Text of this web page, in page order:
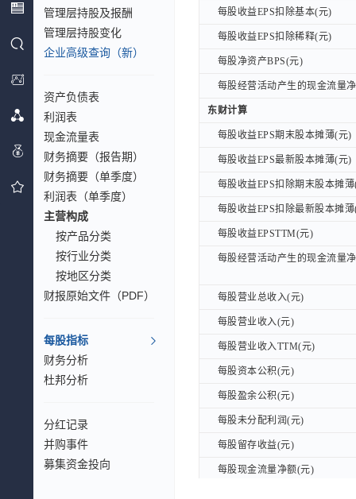
管理层持股及报酬
管理层持股变化
企业高级查询（新）
资产负债表
利润表
现金流量表
财务摘要（报告期）
财务摘要（单季度）
利润表（单季度）
主营构成
按产品分类
按行业分类
按地区分类
财报原始文件（PDF）
每股指标
财务分析
杜邦分析
分红记录
并购事件
募集资金投向
每股收益EPS扣除基本(元)
每股收益EPS扣除稀释(元)
每股净资产BPS(元)
每股经营活动产生的现金流量
东财计算
每股收益EPS期末股本摊薄(元)
每股收益EPS最新股本摊薄(元)
每股收益EPS扣除期末股本摊
每股收益EPS扣除最新股本摊
每股收益EPSTTM(元)
每股经营活动产生的现金流量
每股营业总收入(元)
每股营业收入(元)
每股营业收入TTM(元)
每股资本公积(元)
每股盈余公积(元)
每股未分配利润(元)
每股留存收益(元)
每股现金流量净额(元)
每股收益EPS扣除基本(元)
每股收益EPS扣除稀释(元)
每股净资产BPS(元)
每股经营活动产生的现金流量
东财计算
每股收益EPS期末股本摊薄(元)
每股收益EPS最新股本摊薄(元)
每股收益EPS扣除期末股本摊
每股收益EPS扣除最新股本摊
每股收益EPSTTM(元)
每股经营活动产生的现金流量
每股营业总收入(元)
每股营业收入(元)
每股营业收入TTM(元)
每股资本公积(元)
每股盈余公积(元)
每股未分配利润(元)
每股留存收益(元)
每股现金流量净额(元)